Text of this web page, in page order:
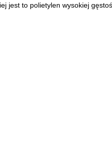
jest to polietylen wysokiej